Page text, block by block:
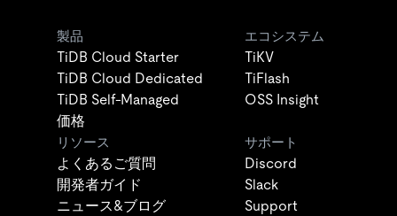
製品
TiDB Cloud Starter
TiDB Cloud Dedicated
TiDB Self-Managed
価格
エコシステム
TiKV
TiFlash
OSS Insight
リソース
よくあるご質問
開発者ガイド
ニュース&ブログ
サポート
Discord
Slack
Support